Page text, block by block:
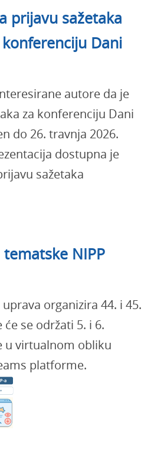
prijavu sažetaka
Dani
autore da je
za konferenciju Dani
do 26. travnja 2026.
dostupna je
sažetaka
NIPP
organizira 44. i 45.
se održati 5. i 6.
u virtualnom obliku
platforme.